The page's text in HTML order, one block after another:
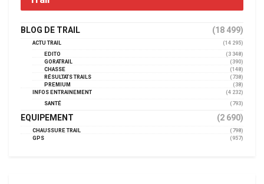
BLOG DE TRAIL (18 499)
ACTU TRAIL
(14 295)
EDITO
(3 348)
GORATRAIL
(390)
CHASSE
(148)
RÉSULTATS TRAILS
(738)
PREMIUM
(38)
INFOS ENTRAINEMENT
(4 232)
SANTÉ
(793)
EQUIPEMENT (2 690)
CHAUSSURE TRAIL
(798)
GPS
(957)